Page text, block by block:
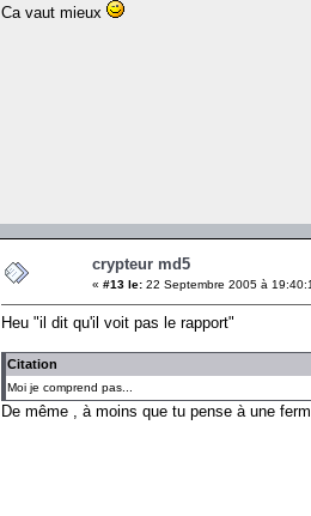
Ca vaut mieux
crypteur md5
« #13 le: 22 Septembre 2005 à
Heu "il dit qu'il voit pas le rapport"
Citation
Moi je comprend pas...
De même , à moins que tu pense à une